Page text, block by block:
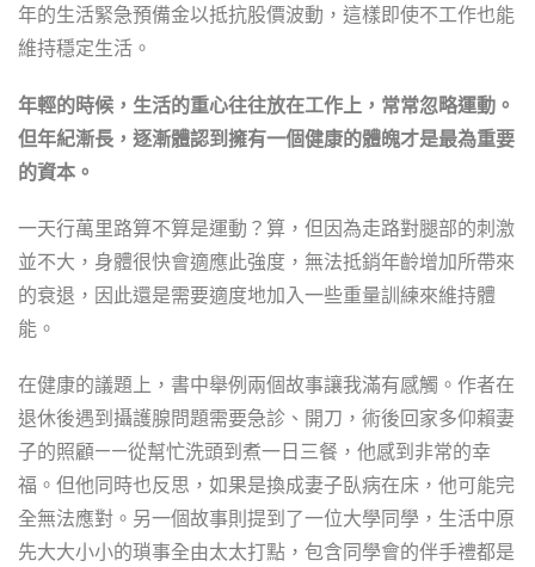
年的生活緊急預備金以抵抗股價波動，這樣即使不工作也能
維持穩定生活。
年輕的時候，生活的重心往往放在工作上，常常忽略運動。
但年紀漸長，逐漸體認到擁有一個健康的體魄才是最為重要
的資本。
一天行萬里路算不算是運動？算，但因為走路對腿部的刺激
並不大，身體很快會適應此強度，無法抵銷年齡增加所帶來
的衰退，因此還是需要適度地加入一些重量訓練來維持體
能。
在健康的議題上，書中舉例兩個故事讓我滿有感觸。作者在
退休後遇到攝護腺問題需要急診、開刀，術後回家多仰賴妻
子的照顧——從幫忙洗頭到煮一日三餐，他感到非常的幸
福。但他同時也反思，如果是換成妻子臥病在床，他可能完
全無法應對。另一個故事則提到了一位大學同學，生活中原
先大大小小的瑣事全由太太打點，包含同學會的伴手禮都是